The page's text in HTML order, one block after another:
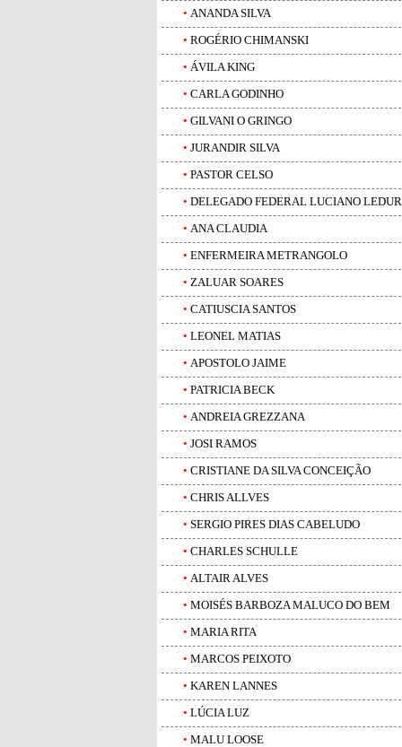
• ANANDA SILVA
• ROGÉRIO CHIMANSKI
• ÁVILA KING
• CARLA GODINHO
• GILVANI O GRINGO
• JURANDIR SILVA
• PASTOR CELSO
• DELEGADO FEDERAL LUCIANO LEDUR
• ANA CLAUDIA
• ENFERMEIRA METRANGOLO
• ZALUAR SOARES
• CATIUSCIA SANTOS
• LEONEL MATIAS
• APOSTOLO JAIME
• PATRICIA BECK
• ANDREIA GREZZANA
• JOSI RAMOS
• CRISTIANE DA SILVA CONCEIÇÃO
• CHRIS ALLVES
• SERGIO PIRES DIAS CABELUDO
• CHARLES SCHULLE
• ALTAIR ALVES
• MOISÉS BARBOZA MALUCO DO BEM
• MARIA RITA
• MARCOS PEIXOTO
• KAREN LANNES
• LÚCIA LUZ
• MALU LOOSE